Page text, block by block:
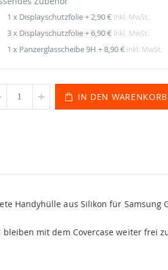
1 x Displayschutzfolie+2,90 € Inkl. MwSt.
3 x Displayschutzfolie+6,90 € Inkl. MwSt.
1 x Panzerglasscheibe 9H+8,90 € Inkl. MwSt.
IN DEN WARENKORB
Handyhülle aus Silikon für Samsung
mit dem Covercase weiter frei